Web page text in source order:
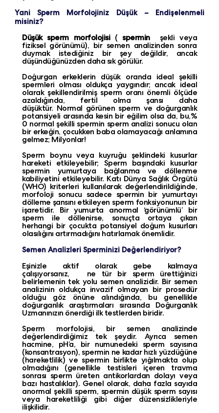
Yani Sperm Morfolojiniz Düşük – Endişelenmeli
misiniz?
Düşük sperm morfolojisi(spermin şekli veya
fiziksel görünümü), bir semen analizinden sonra
duymak istediğiniz bir şey değildir, ancak
düşündüğünüzden daha sık görülür.
Doğurgan erkeklerin düşük oranda ideal şekilli
spermleri olması oldukça yaygındır; ancak ideal
olarak şekillendirilmiş sperm oranı önemli ölçüde
azaldığında, fertil olma şansı daha
düşüktür. Normal görünen sperm ve doğurganlık
potansiyeli arasında kesin bir eğilim olsa da, bu,%
0 normal şekilli spermin sperm analizi sonucu olan
bir erkeğin, çocukken baba olamayacağı anlamına
gelmez; Milyonlar!
Sperm boynu veya kuyruğu şeklindeki kusurlar
hareketi etkileyebilir; Sperm başındaki kusurlar
spermin yumurtaya bağlanma ve döllenme
kabiliyetini etkileyebilir. Katı Dünya Sağlık Örgütü
(WHO) kriterleri kullanılarak değerlendirildiğinde,
morfoloji sonucu sadece spermin bir yumurtayı
dölleme şansını etkileyen sperm fonksiyonunun bir
işaretidir. Bir yumurta anormal ‘görünümlü’ bir
sperm ile döllenirse, sonuçta ortaya çıkan
herhangi bir çocukta potansiyel doğum kusurları
olasılığını artırmadığını hatırlamak önemlidir.
Semen Analizleri Sperminizi Değerlendiriyor?
Eşinizle aktif olarak gebe kalmaya
çalışıyorsanız, ne tür bir sperm ürettiğinizi
belirlemenin tek yolu semen analizidir. Bir semen
analizinin oldukça invazif olmayan bir prosedür
olduğu göz önüne alındığında, bu genellikle
doğurganlık araştırmaları sırasında Doğurganlık
Uzmanınızın önerdiği ilk testlerden biridir.
Sperm morfolojisi, bir semen analizinde
değerlendirdiğimiz tek şeydir. Ayrıca semen
hacmine, pH’a, bir numunedeki sperm sayısına
(konsantrasyon), spermin ne kadar hızlı yüzdüğüne
(hareketlilik) ve spermin birlikte yığılmakta olup
olmadığını (genellikle testisleri içeren travma
sonrası sperm üreten antikorlardan dolayı veya
bazı hastalıklar). Genel olarak, daha fazla sayıda
anormal şekilli sperm, spermin düşük sperm sayısı
veya hareketliliği gibi diğer düzensizlikleriyle
ilişkilidir.